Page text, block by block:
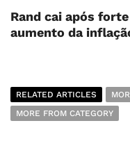
Rand cai após forte
aumento da
RELATED ARTICLES
MORE FROM CATEGORY